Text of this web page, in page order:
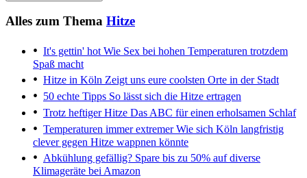
Alles zum Thema Hitze
It's gettin' hot Wie Sex bei hohen Temperaturen trotzdem
Spaß macht
Hitze in Köln Zeigt uns eure coolsten Orte in der Stadt
50 echte Tipps So lässt sich die Hitze ertragen
Trotz heftiger Hitze Das ABC für einen erholsamen Schlaf
Temperaturen immer extremerWie sich Köln langfristig
clever gegen Hitze wappnen könnte
Abkühlung gefällig? Spare bis zu 50% auf diverse
Klimageräte bei Amazon